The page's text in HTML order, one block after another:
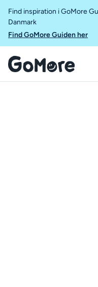
Find inspiration i GoMore
Danmark
Find GoMore Guiden her